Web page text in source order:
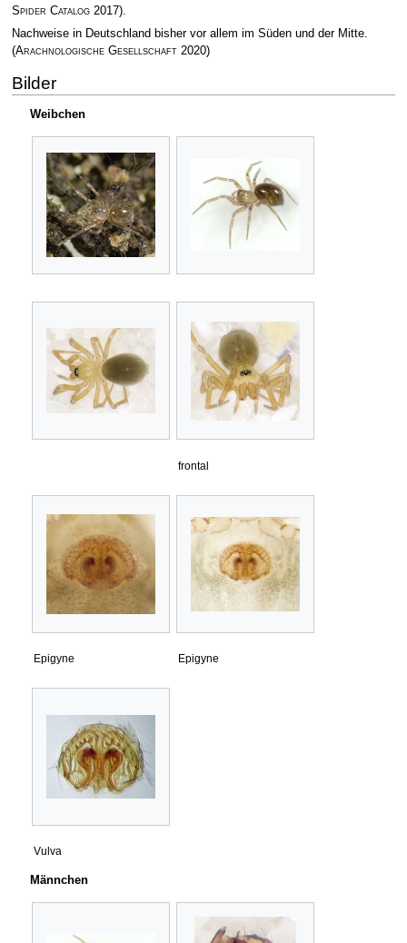
Spider Catalog2017).
Nachweise in Deutschland bisher vor allem im Süden und der Mitte.
(Arachnologische Gesellschaft2020)
Bilder
Weibchen
frontal
Epigyne Epigyne
Vulva
Männchen